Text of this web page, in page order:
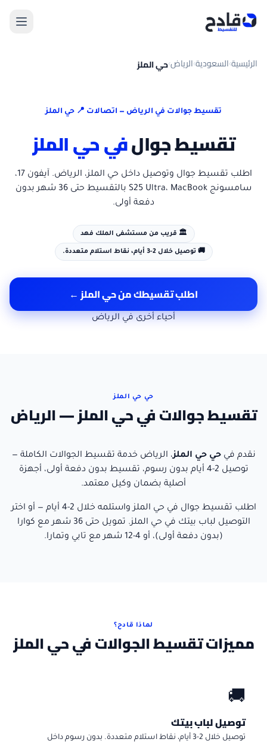
الرئيسية›السعودية›الرياض›حي الملز
تقسيط جوالات في الرياض — اتصالات 📍 حي الملز
تقسيط جوالفيحي الملز
اطلب تقسيط جوال وتوصيل داخل حي الملز، الرياض
. آيفون 17،
سامسونج S25 Ultra، MacBook بالتقسيط حتى 36 شهر بدون
دفعة أولى.
🏛️ قريب من مستشفى الملك فهد
🚚 توصيل خلال 2-3 أيام، نقاط استلام متعددة.
اطلب تقسيطك منحي الملز←
أحياء أخرى في الرياض
حي حي الملز
تقسيط جوالات في حي الملز — الرياض
نقدم فيحيحي الملز، الرياض خدمة تقسيط الجوالات الكاملة —
توصيل 2-4 أيام
بدون رسوم، تقسيط بدون دفعة أولى، أجهزة
أصلية بضمان وكيل معتمد.
اطلب تقسيط جوال في حي الملز واستلمه خلال 2-4 أيام
— أو اختر
التوصيل لباب بيتك في حي الملز
. تمويل حتى 36 شهر مع كوارا
(بدون دفعة أولى)، أو 4-12 شهر مع تابي وتمارا.
لماذا قادح؟
مميزات تقسيط الجوالات في حي الملز
🚚
توصيل لباب بيتك
توصيل خلال 2-3 أيام، نقاط استلام متعددة. بدون رسوم داخل